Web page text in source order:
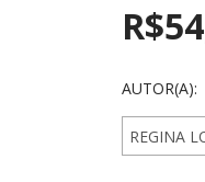
AUTOR(A):